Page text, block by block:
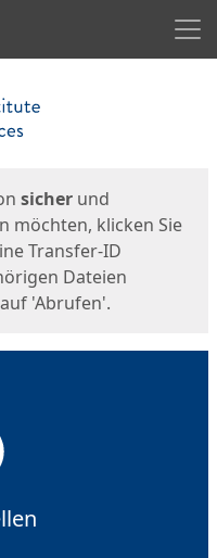
sicher und
möchten, klicken Sie
Transfer-ID
Dateien
'Abrufen'.